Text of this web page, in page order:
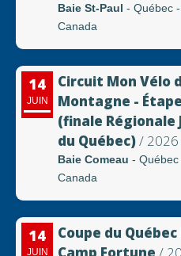
Baie St-Paul - Québec -
Canada
14
JUIN
Circuit Mon Vélo
Montagne -
(finale Régionale
du Québec)/ 2026
Baie Comeau - Québec
Canada
14
JUIN
Coupe du Québec